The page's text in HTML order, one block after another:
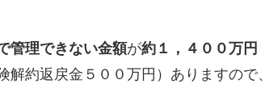
管理できない金額が約１，４００万円
解約返戻金５００万円）ありますので、